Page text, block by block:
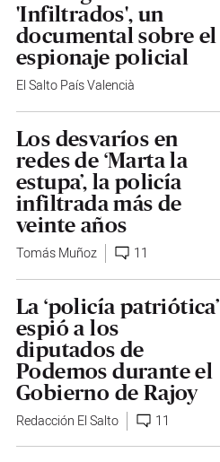
'Infiltrados', un
documental sobre el
espionaje policial
El Salto País Valencià
Los desvaríos en
redes de ‘Marta la
estupa’, la policía
infiltrada más de
veinte años
Tomás Muñoz 11
La ‘policía patriótica’
espió a los
diputados de
Podemos durante el
Gobierno de Rajoy
Redacción El Salto 11